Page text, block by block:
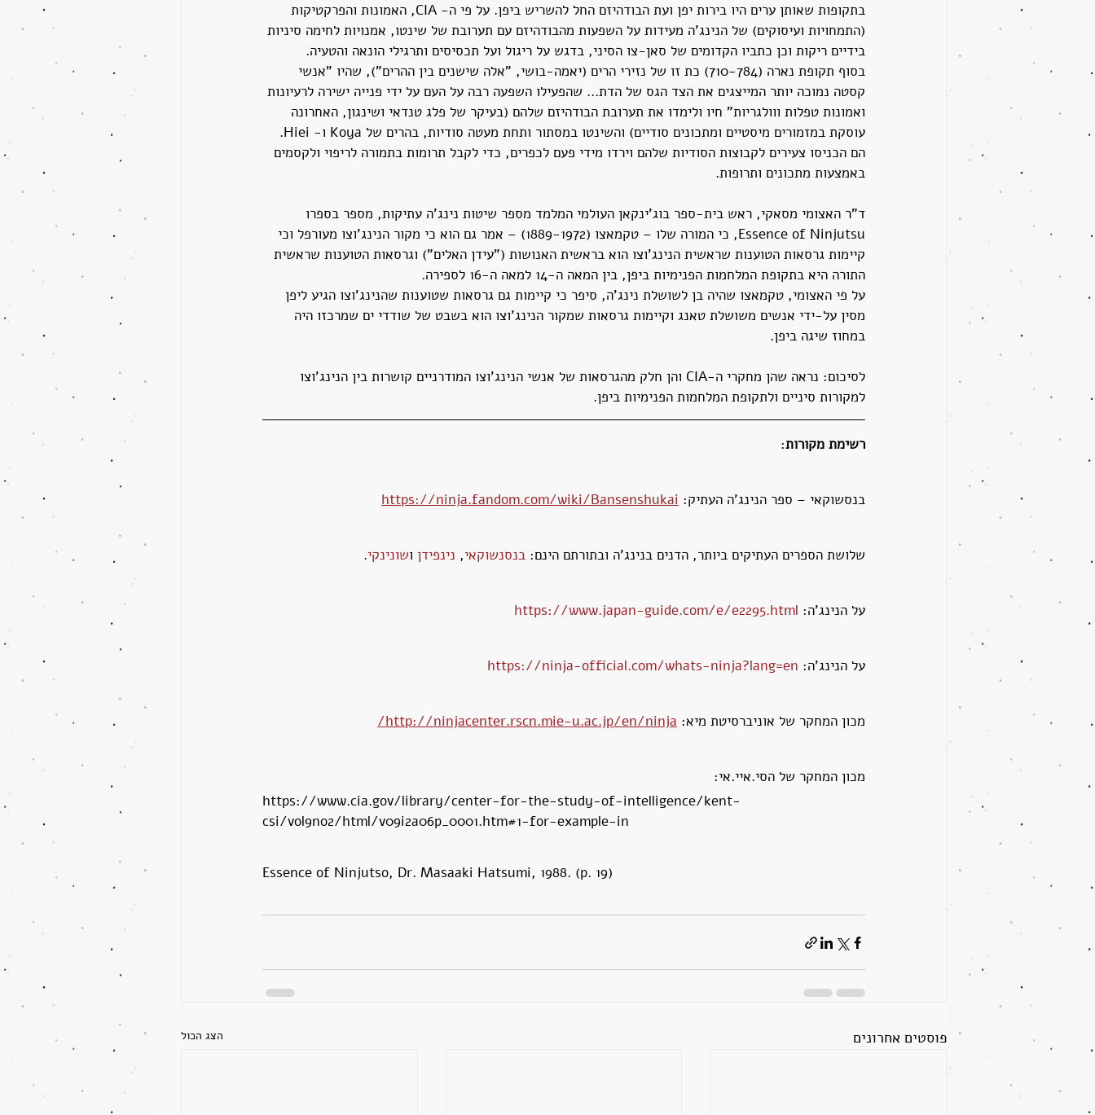
בתקופות שאותן ערים היו בירות יפן ועת הבודהיזם החל להשריש ביפן. על פי ה- CIA, האמונות והפרקטיקות
(התמחויות ועיסוקים) של הנינג'ה מעידות על השפעות מהבודהיזם עם תערובת של שינטו, אמנויות לחימה סיניות
בידיים ריקות וכן כתביו הקדומים של סאן-צו הסיני, בדגש על ריגול ועל תכסיסים ותרגילי הונאה והטעיה.
בסוף תקופת נארה (710-784) כת זו של נזירי הרים (יאמה-בושי, "אלה שישנים בין ההרים"), שהיו "אנשי
קסטה נמוכה יותר המייצגים את הצד הגס של הדת... שהפעילו השפעה רבה על העם על ידי פנייה ישירה לרעיונות
ואמונות טפלות ווולגריות" חיו ולימדו את תערובת הבודהיזם שלהם (בעיקר של פלג טנדאי ושינגון, האחרונה
עוסקת במזמורים מיסטיים ומתכונים סודיים) והשינטו במסתור ותחת מעטה סודיות, בהרים של Koya ו- Hiei.
הם הכניסו צעירים לקבוצות הסודיות שלהם וירדו מידי פעם לכפרים, כדי לקבל תרומות בתמורה לריפוי ולקסמים
באמצעות מתכונים ותרופות.
ד"ר האצומי מסאקי, ראש בית-ספר בוג'ינקאן העולמי המלמד מספר שיטות נינג'ה עתיקות, מספר בספרו
Essence of Ninjutsu, כי המורה שלו – טקמאצו (1889-1972) – אמר גם הוא כי מקור הנינג'וצו מעורפל וכי
קיימות גרסאות הטוענות שראשית הנינג'וצו הוא בראשית האנושות ("עידן האלים") וגרסאות הטוענות שראשית
התורה היא בתקופת המלחמות הפנימיות ביפן, בין המאה ה-14 למאה ה-16 לספירה.
על פי האצומי, טקמאצו שהיה בן לשושלת נינג'ה, סיפר כי קיימות גם גרסאות שטוענות שהנינג'וצו הגיע ליפן
מסין על-ידי אנשים משושלת טאנג וקיימות גרסאות שמקור הנינג'וצו הוא בשבט של שודדי ים שמרכזו היה
במחוז שיגה ביפן.
לסיכום: נראה שהן מחקרי ה-CIA והן חלק מהגרסאות של אנשי הנינג'וצו המודרניים קושרות בין הנינג'וצו
למקורות סיניים ולתקופת המלחמות הפנימיות ביפן.
רשימת מקורות:
בנסשוקאי – ספר הנינג'ה העתיק: https://ninja.fandom.com/wiki/Bansenshukai
שלושת הספרים העתיקים ביותר, הדנים בנינג'ה ובתורתם הינם: בנסנשוקאי, נינפידן ושונינקי.
על הנינג'ה: https://www.japan-guide.com/e/e2295.html
על הנינג'ה: https://ninja-official.com/whats-ninja?lang=en
מכון המחקר של אוניברסיטת מיא: http://ninjacenter.rscn.mie-u.ac.jp/en/ninja/
מכון המחקר של הסי.איי.אי:
https://www.cia.gov/library/center-for-the-study-of-intelligence/kent-
csi/vol9no2/html/v09i2a06p_0001.htm#1-for-example-in
Essence of Ninjutso, Dr. Masaaki Hatsumi, 1988. (p. 19)
פוסטים אחרונים הצג הכול